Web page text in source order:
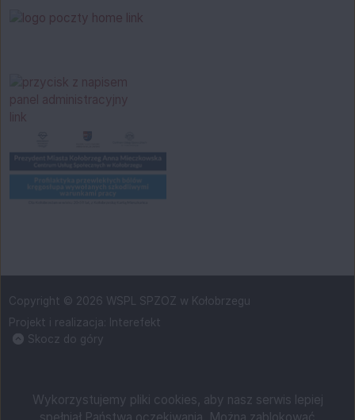
Wykorzystujemy pliki cookies, aby nasz serwis lepiej
Copyright © 2026 WSPL SPZOZ w Kołobrzegu
Projekt i realizacja:
Interefekt
Skocz do góry